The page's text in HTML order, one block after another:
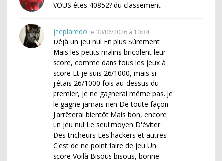
VOUS êtes 40852? du classement
jeeplaredo le 30/06/2026 à 10:34
Déjà un jeu nul En plus Sûrement
Mais les petits malins bricolent leur
score, comme dans tous les jeux à
score Et je suis 26/1000, mais si
j'étais 26/1000 fois au-dessus du
premier, je ne gagnerai même pas. Je
le gagne jamais rien De toute façon
J'arrêterai bientôt Mais bon, encore
un jeu nul Le seul moyen D'éviter
Des tricheurs Les hackers et autres
C'est de ne point faire de jeu Un
score Voilà Bisous bisous, bonne